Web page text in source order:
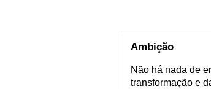
Ambição
Não há nada de
transformação e